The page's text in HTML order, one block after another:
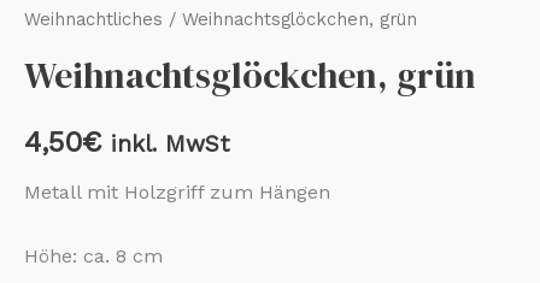
Weihnachtliches / Weihnachtsglöckchen, grün
Weihnachtsglöckchen, grün
4,50€ inkl. MwSt
Metall mit Holzgriff zum Hängen
Höhe: ca. 8 cm